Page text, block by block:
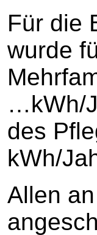
Für die
wurde
…kWh/
des
kWh/
Allen